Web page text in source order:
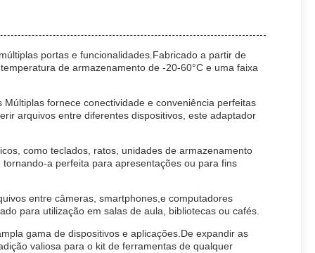
portas e funcionalidades.Fabricado a partir de
de armazenamento de -20-60°C e uma faixa
fornece conectividade e conveniência perfeitas
arquivos entre diferentes dispositivos, este adaptador
como teclados, ratos, unidades de armazenamento
a perfeita para apresentações ou para fins
entre câmeras, smartphones,e computadores
para utilização em salas de aula, bibliotecas ou cafés.
gama de dispositivos e aplicações.De expandir as
valiosa para o kit de ferramentas de qualquer